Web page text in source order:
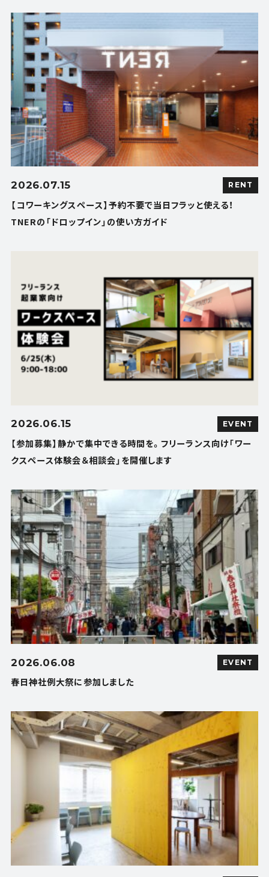
2026.07.15 RENT
【コワーキングスペース】予約不要で当日フラッと使える！
TNERの「ドロップイン」の使い方ガイド
2026.06.15 EVENT
【参加募集】静かで集中できる時間を。フリーランス向け「ワー
クスペース体験会＆相談会」を開催します
2026.06.08 EVENT
春日神社例大祭に参加しました